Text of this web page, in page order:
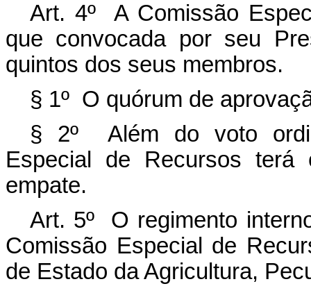
Art. 4º A Comissão
que convocada por seu
quintos dos seus membros.
§ 1º O quórum de
§ 2º Além do voto
Especial de Recursos
empate.
Art. 5º O regimento
Comissão Especial de
de Estado da Agricultura,